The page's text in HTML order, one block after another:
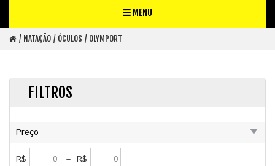
MENU
NATAÇÃO ÓCULOS OLYMPORT
FILTROS
Preço
R$ – R$